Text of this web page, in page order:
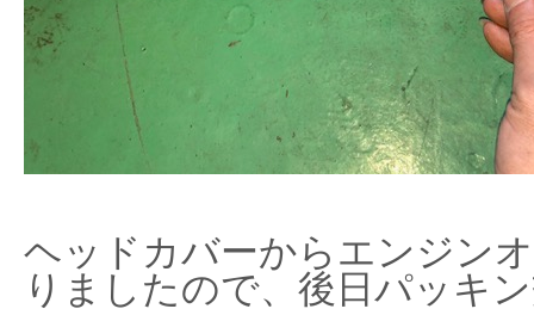
ヘッドカバーからエンジン
りましたので、後日パッキ